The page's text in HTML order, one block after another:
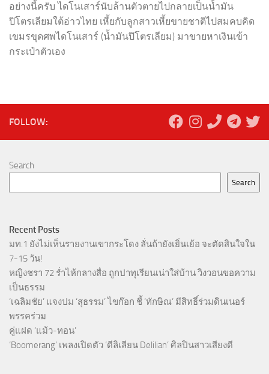
อย่างนี้ครับ ไดโนเสาร์นับล้านตัวตายไปกลายเป็นน้ำมัน
ปิโตรเลียมใต้อ่าวไทย เหี้ยกับลูกสาวเหี้ยขายชาติไปสมคบคิด
เขมรขุดศพไดโนเสาร์ (น้ำมันปิโตรเลียม) มาขายหาเงินเข้า
กระเป๋าตัวเอง
FOLLOW:
Search
Search
Recent Posts
มท.1 ยังไม่เห็นรายงานเขากระโดง ลั่นถ้ายังเยิ่นเย้อ จะตัดสินใจใน
7-15 วัน!
หญิงชรา 72 ร่ำไห้กลางสื่อ ถูกปาทุเรียนเน่าใส่บ้าน วิงวอนขอความ
เป็นธรรม
‘เฉลิมชัย’ แจงปม ‘สุธรรม’ ไขก๊อก ชี้ ‘ทักษิณ’ มีสิทธิ์ร่วมดินเนอร์
พรรคร่วม
คู่แฝด ‘แม้ว-ทอน’
‘Boomerang’ เพลงเปิดตัว ‘ดีลิเลียน Delilian’ ศิลปินสาวเสียงดี